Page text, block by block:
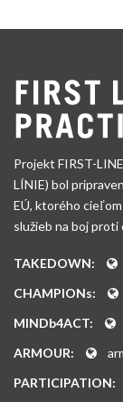
Projekt FIRST-
LÍNIE) bol
EÚ, ktorého
služieb na boj
TAKEDOWN:
CHAMPIONs:
MINDb4ACT:
ARMOUR:
PARTICIPATION: